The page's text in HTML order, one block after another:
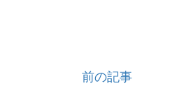
前の記事